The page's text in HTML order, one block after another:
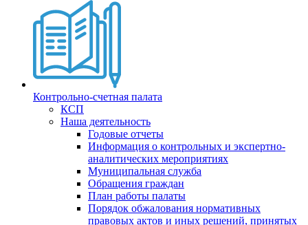
Контрольно-счетная палата
КСП
Наша деятельность
Годовые отчеты
Информация о контрольных и экспертно-
аналитических мероприятиях
Муниципальная служба
Обращения граждан
План работы палаты
Порядок обжалования нормативных
правовых актов и иных решений, принятых